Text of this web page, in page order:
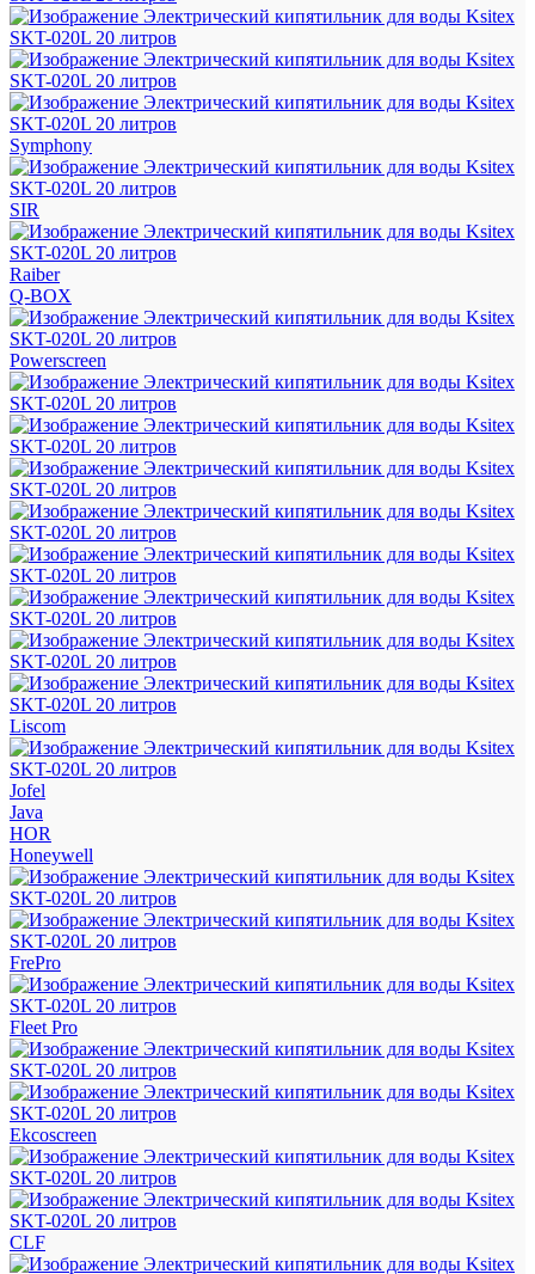
Symphony
SIR
Raiber
Q-BOX
Powerscreen
Liscom
Jofel
Java
HOR
Honeywell
FrePro
Fleet Pro
Ekcoscreen
CLF